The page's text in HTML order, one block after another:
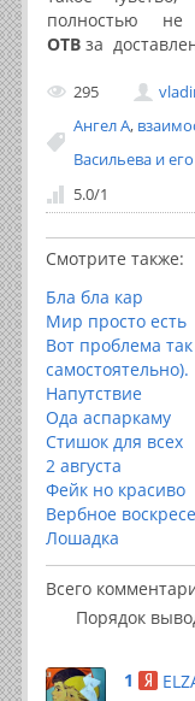
полностью не
ОТВ за
295
Ангел А,
Васильева и
5.0/1
Смотрите также:
Бла бла кар
Мир просто есть
Вот проблема
самостоятельно).
Напутствие
Ода аспаркаму
Стишок для всех
2 августа
Фейк но красиво
Вербное
Лошадка
Всего
Порядок
1